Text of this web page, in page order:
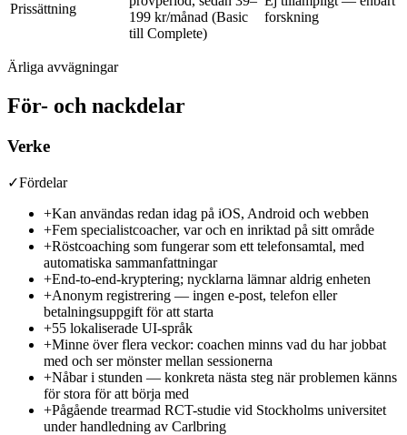
Prissättning
199 kr/månad (Basic
till Complete)
forskning
Ärliga avvägningar
För- och nackdelar
Verke
✓Fördelar
+Kan användas redan idag på iOS, Android och webben
+Fem specialistcoacher, var och en inriktad på sitt område
+Röstcoaching som fungerar som ett telefonsamtal, med
automatiska sammanfattningar
+End-to-end-kryptering; nycklarna lämnar aldrig enheten
+Anonym registrering — ingen e-post, telefon eller
betalningsuppgift för att starta
+55 lokaliserade UI-språk
+Minne över flera veckor: coachen minns vad du har jobbat
med och ser mönster mellan sessionerna
+Nåbar i stunden — konkreta nästa steg när problemen känns
för stora för att börja med
+Pågående trearmad RCT-studie vid Stockholms universitet
under handledning av Carlbring